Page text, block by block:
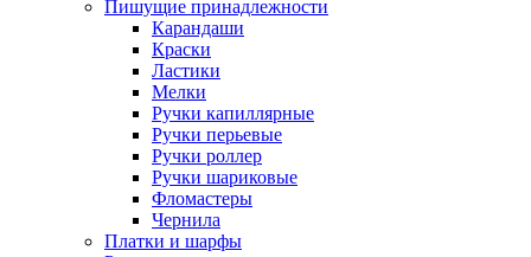
Пишущие принадлежности
Карандаши
Краски
Ластики
Мелки
Ручки капиллярные
Ручки перьевые
Ручки роллер
Ручки шариковые
Фломастеры
Чернила
Платки и шарфы